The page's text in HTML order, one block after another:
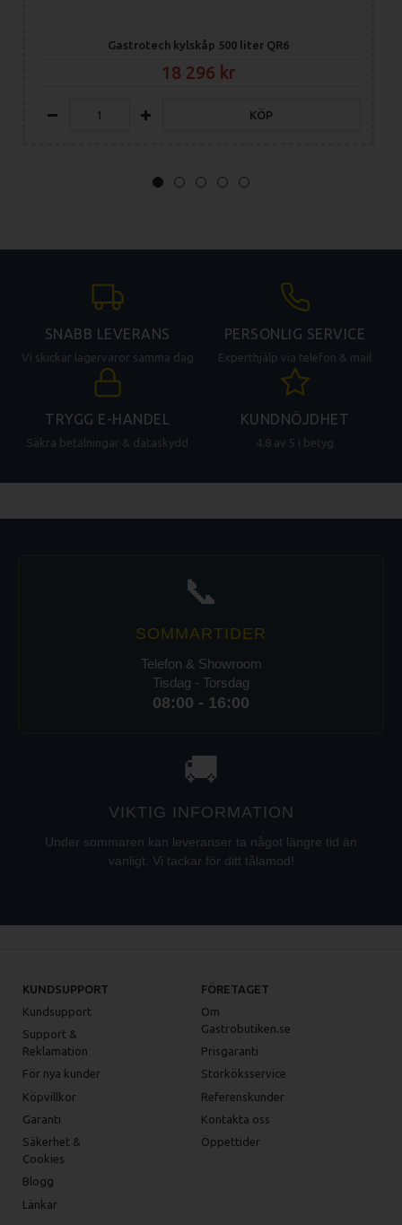
Gastrotech kylskåp 500 liter QR6
18 296
KÖP
SNABB LEVERANS
Vi skickar lagervaror samma dag
PERSONLIG SERVICE
Experthjälp via telefon & mail
TRYGG E-HANDEL
Säkra betalningar & dataskydd
KUNDNÖJDHET
4.8 av 5 i betyg
📞
SOMMARTIDER
Telefon & Showroom
Tisdag - Torsdag
08:00 - 16:00
🚚
VIKTIG INFORMATION
Under sommaren kan leveranser ta något längre tid än
vanligt. Vi tackar för ditt tålamod!
KUNDSUPPORT
Kundsupport
Support &
Reklamation
För nya kunder
Köpvillkor
Garanti
Säkerhet &
Cookies
Blogg
Länkar
FÖRETAGET
Om
Gastrobutiken.se
Prisgaranti
Storköksservice
Referenskunder
Kontakta oss
Öppettider